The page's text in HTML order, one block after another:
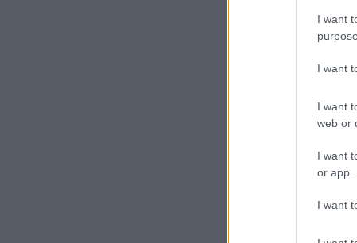
I want
I want
I want
web or
I want
or app.
I want
A